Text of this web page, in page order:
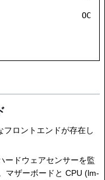
OC
フロントエンドが存在し
ドウェアセンサーを監
マザーボードと CPU (lm-